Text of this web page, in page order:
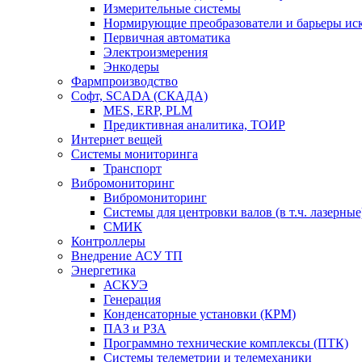
Измерительные системы
Нормирующие преобразователи и барьеры
Первичная автоматика
Электроизмерения
Энкодеры
Фармпроизводство
Софт, SCADA (СКАДА)
MES, ERP, PLM
Предиктивная аналитика, ТОИР
Интернет вещей
Системы мониторинга
Транспорт
Вибромониторинг
Вибромониторинг
Системы для центровки валов (в т.ч.
СМИК
Контроллеры
Внедрение АСУ ТП
Энергетика
АСКУЭ
Генерация
Конденсаторные установки (КРМ)
ПАЗ и РЗА
Программно технические комплексы (ПТК)
Системы телеметрии и телемеханики